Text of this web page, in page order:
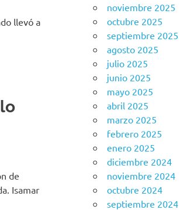
llevó a
de
Isamar
noviembre 2025
octubre 2025
septiembre 2025
agosto 2025
julio 2025
junio 2025
mayo 2025
abril 2025
marzo 2025
febrero 2025
enero 2025
diciembre 2024
noviembre 2024
octubre 2024
septiembre 2024